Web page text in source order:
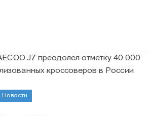
Новости